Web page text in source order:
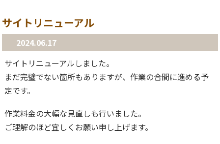
サイトリニューアル
2024.06.17
サイトリニューアルしました。
まだ完璧でない箇所もありますが、作業の合間に進める予
定です。
作業料金の大幅な見直しも行いました。
ご理解のほど宜しくお願い申し上げます。